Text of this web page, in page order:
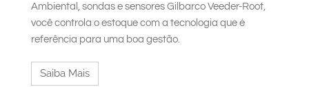
South East Asia
Ambiental, sondas e sensores Gilbarco Veeder-Root,
você controla o estoque com a tecnologia que é
referência para uma boa gestão.
Saiba Mais